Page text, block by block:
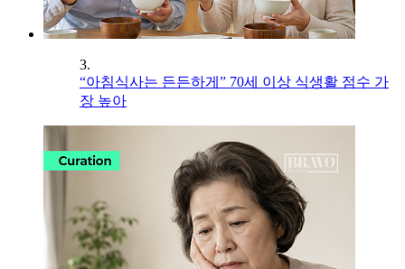
3.
“아침식사는 든든하게” 70세 이상 식생활 점수 가
장 높아